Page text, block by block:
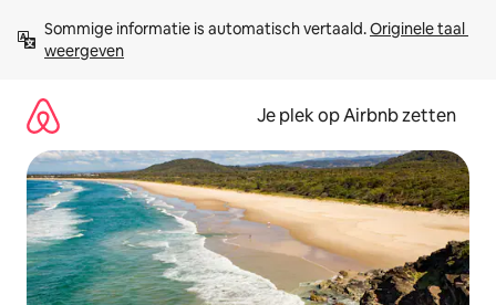
direct
naar
Sommige informatie is automatisch vertaald. Originele taal
weergeven
Je plek op Airbnb zetten